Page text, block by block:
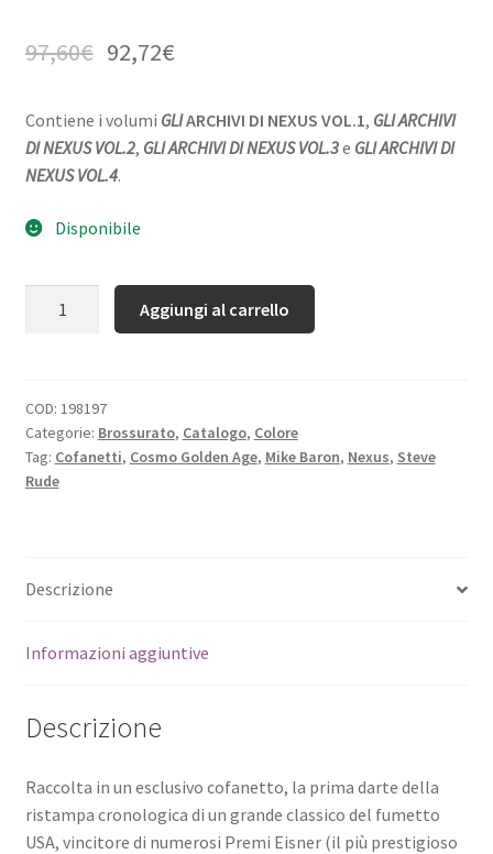
97,60€ 92,72€
Contiene i volumi GLIARCHIVI DI NEXUS VOL.1, GLIARCHIVI
DI NEXUS VOL.2, GLIARCHIVI DI NEXUS VOL.3e GLI ARCHIVI DI
NEXUS VOL.4.
Disponibile
Aggiungi al carrello
COD: 198197
Categorie: Brossurato, Catalogo, Colore
Tag: Cofanetti, Cosmo Golden Age, Mike Baron, Nexus, Steve
Rude
Descrizione
Informazioni aggiuntive
Descrizione
Raccolta in un esclusivo cofanetto, la prima darte della
ristampa cronologica di un grande classico del fumetto
USA, vincitore di numerosi Premi Eisner (il più prestigioso